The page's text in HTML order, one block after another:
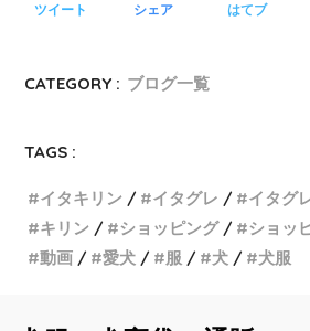
ツイート シェア はてブ
CATEGORY : ブログ一覧
TAGS :
イタキリン イタグレ イタグ
キリン
ショッピング
ショッ
動画
愛犬 服 犬 犬服